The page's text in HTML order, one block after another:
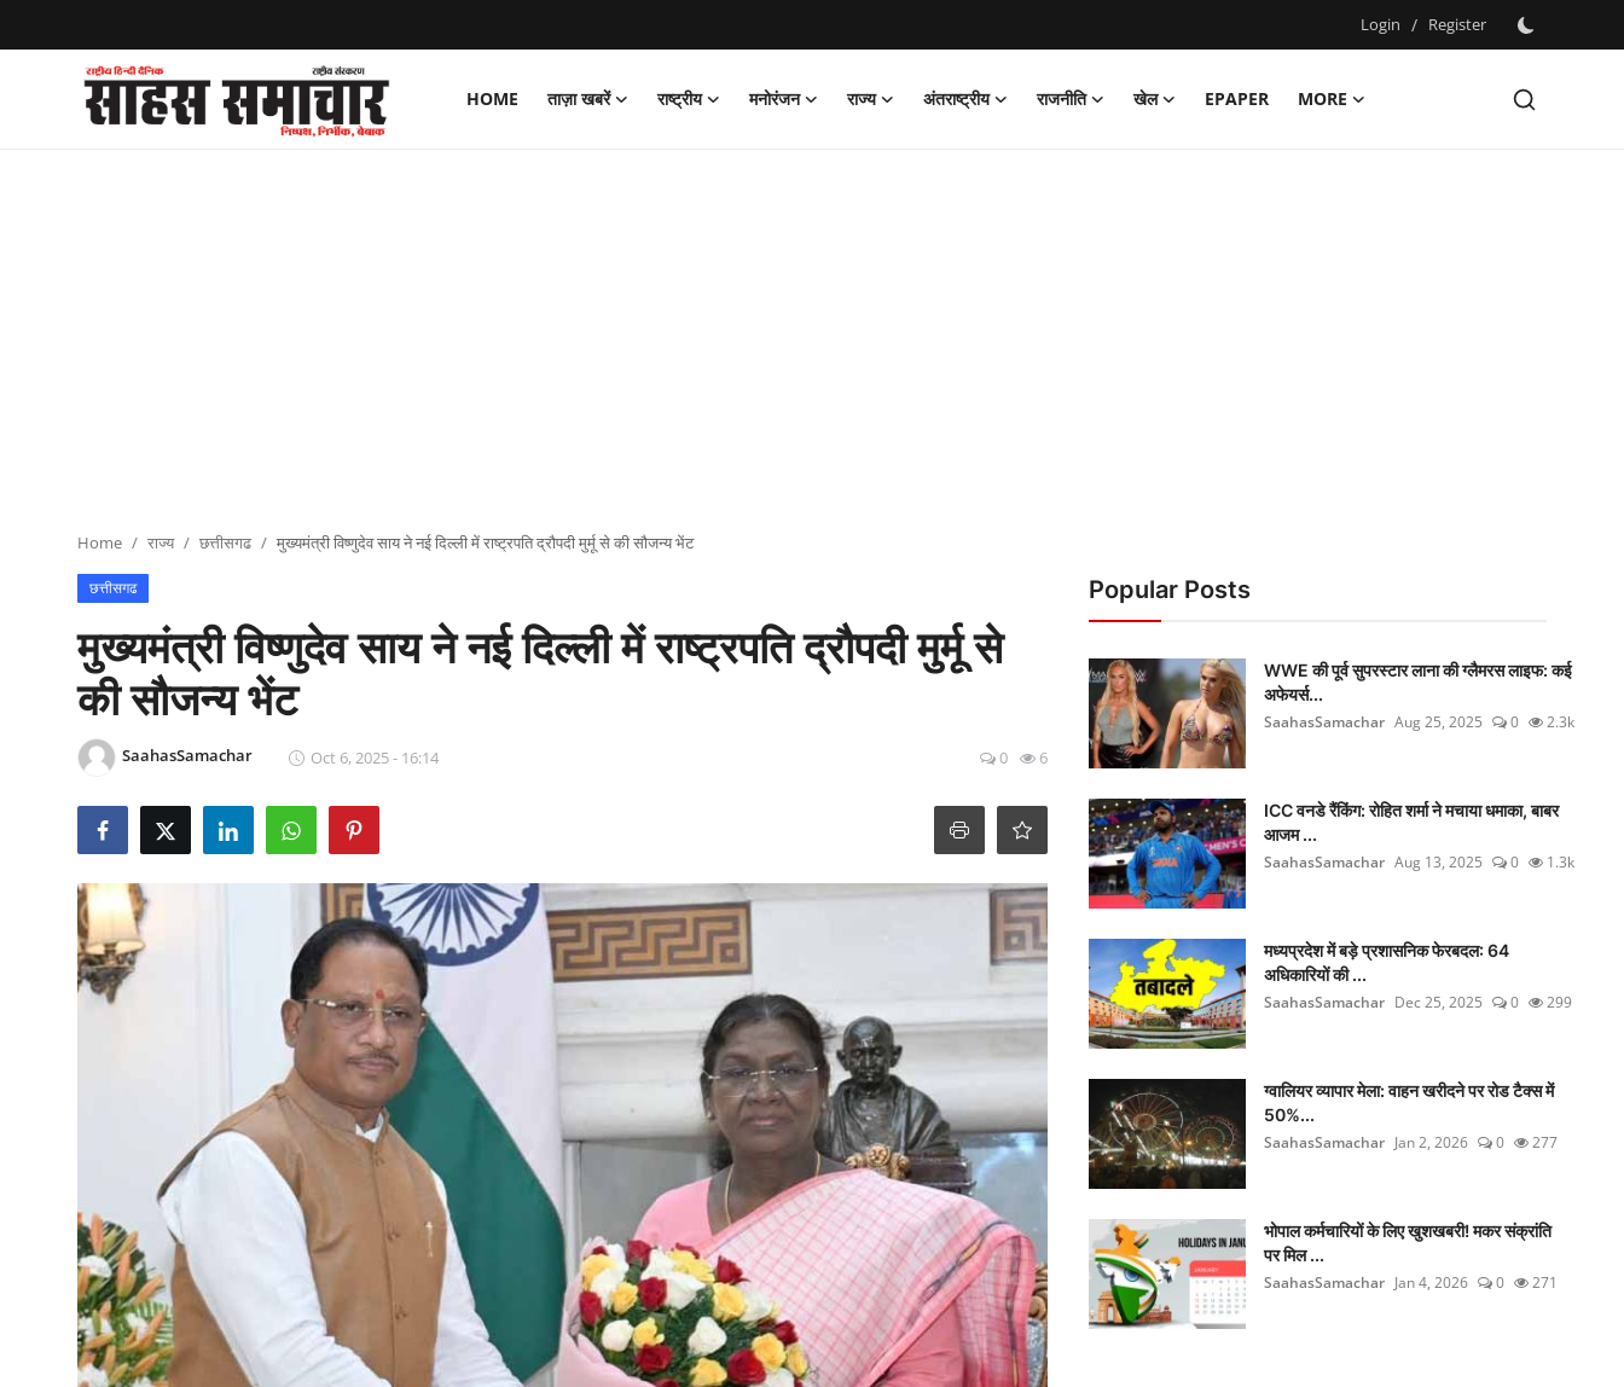
Login / Register
HOME ताज़ा खबरें राष्ट्रीय मनोरंजन राज्य अंतराष्ट्रीय राजनीति खेल EPAPER
MORE
Register
Home राज्य छत्तीसगढ मुख्यमंत्री विष्णुदेव साय ने नई दिल्ली में राष्ट्रपति द्रौपदी मुर्मू से की सौजन्य भेंट
छत्तीसगढ
मुख्यमंत्री विष्णुदेव साय ने नई दिल्ली में राष्ट्रपति द्रौपदी मुर्मू से
की सौजन्य भेंट
SaahasSamachar Oct 6, 2025 - 16:14 0 6
Popular Posts
WWE की पूर्व सुपरस्टार लाना की ग्लैमरस लाइफ: कई
अफेयर्स...
SaahasSamachar Aug 25, 2025 0 2.3k
ICC वनडे रैंकिंग: रोहित शर्मा ने मचाया धमाका, बाबर
आजम ...
SaahasSamachar Aug 13, 2025 0 1.3k
मध्यप्रदेश में बड़े प्रशासनिक फेरबदल: 64
अधिकारियों की ...
SaahasSamachar Dec 25, 2025 0 299
ग्वालियर व्यापार मेला: वाहन खरीदने पर रोड टैक्स में
50%...
SaahasSamachar Jan 2, 2026 0 277
भोपाल कर्मचारियों के लिए खुशखबरी! मकर संक्रांति
पर मिल ...
SaahasSamachar Jan 4, 2026 0 271